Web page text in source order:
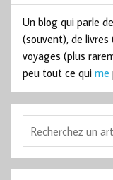
Un blog qui parle
(souvent), de
voyages (plus
peu tout ce qui me